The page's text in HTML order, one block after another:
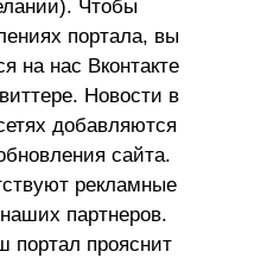
Чтобы
портала, вы
на нас Вконтакте
Новости в
добавляются
сайта.
рекламные
партнеров.
портал прояснит